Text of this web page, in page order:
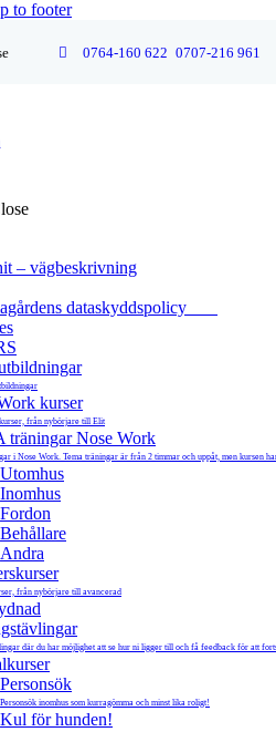
to footer
0764-160 622 0707-216 961
– vägbeskrivning
dataskyddspolicy
kurser
från nybörjare till Elit
träningar Nose Work
i Nose Work. Tema träningar är från 2 timmar och uppåt, men kursen
Utomhus
Inomhus
Fordon
Behållare
Andra
från nybörjare till avancerad
där du har möjlighet att se hur ni ligger till och få feedback för att
Personsök
Personsök inomhus som kurragömma och minst lika roligt!
Kul för hunden!